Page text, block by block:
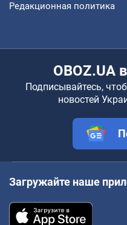
Редакционная политика
OBOZ.UA
Подписывайтесь,
новостей
Загружайте наше